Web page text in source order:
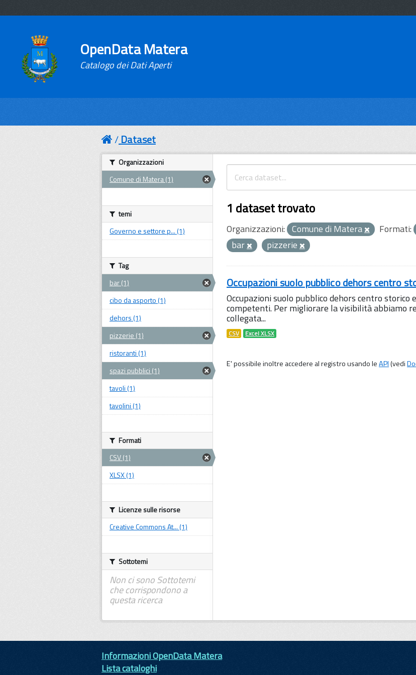
OpenData Matera
Catalogo dei Dati Aperti
Dataset
1 dataset trovato
Organizzazioni: Comune di Matera Formati:
bar
pizzerie
Occupazioni suolo pubblico dehors centro
Occupazioni suolo pubblico dehors centro
competenti. Per migliorare la visibilità abbiamo
collegata...
CSV Excel XLSX
E' possibile inoltre accedere al registro usando leAPI(vedi
Organizzazioni
Comune di Matera (1)
temi
Governo e settore p... (1)
Tag
bar (1)
cibo da asporto (1)
dehors (1)
pizzerie (1)
ristoranti (1)
spazi pubblici (1)
tavoli (1)
tavolini (1)
Formati
CSV (1)
XLSX (1)
Licenze sulle risorse
Creative Commons At... (1)
Sottotemi
Non ci sono Sottotemi
che corrispondono a
questa ricerca
Informazioni OpenData Matera
Lista cataloghi